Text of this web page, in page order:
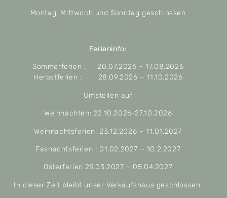
Montag, Mittwoch und Sonntag geschlossen
Ferieninfo:
Sommerferien : 20.07.2026 – 17.08.2026
Herbstferien : 28.09.2026 – 11.10.2026
Umstellen auf
Weihnachten: 22.10.2026-27.10.2026
Weihnachtsferien: 23.12.2026 – 11.01.2027
Fasnachtsferien : 01.02.2027 – 10.2.2027
Osterferien 29.03.2027 – 05.04.2027
In dieser Zeit bleibt unser Verkaufshaus geschlossen.